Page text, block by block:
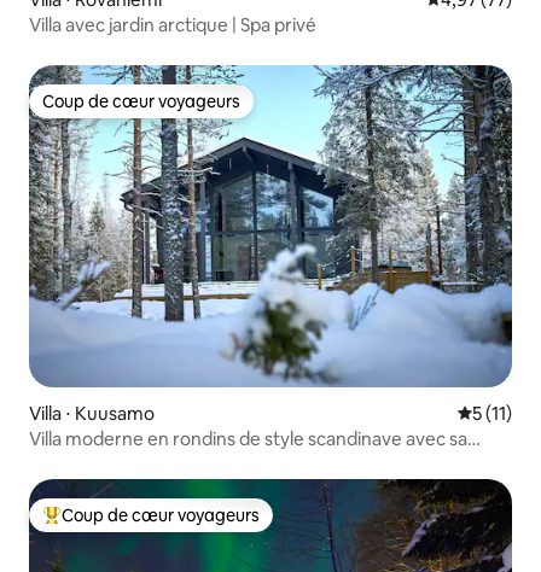
Villa avec jardin arctique | Spa privé
Coup de cœur voyageurs
Coup de cœur voyageurs
Villa ⋅ Kuusamo
5 (11)
Villa moderne en rondins de style scandinave avec sa
Coups de cœur voyageurs les plus appréciés
Coup de cœur voyageurs